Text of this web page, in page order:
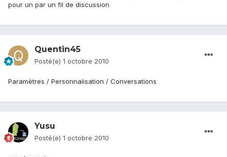
pour un par un fil de discussion
Quentin45
Posté(e) 1 octobre 2010
Paramètres / Personnalisation / Conversations
Yusu
Posté(e) 1 octobre 2010